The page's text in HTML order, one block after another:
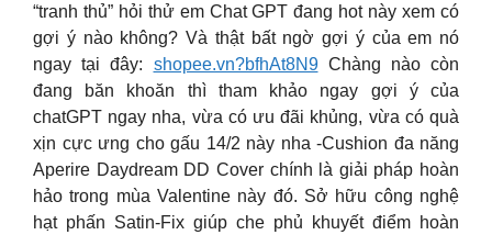
“tranh thủ” hỏi thử em Chat GPT đang hot này xem có
gợi ý nào không? Và thật bất ngờ gợi ý của em nó
ngay tại đây: shopee.vn?bfhAt8N9Chàng nào còn
đang băn khoăn thì tham khảo ngay gợi ý của
chatGPT ngay nha, vừa có ưu đãi khủng, vừa có quà
xịn cực ưng cho gấu 14/2 này nha -Cushion đa năng
Aperire Daydream DD Cover chính là giải pháp hoàn
hảo trong mùa Valentine này đó. Sở hữu công nghệ
hạt phấn Satin-Fix giúp che phủ khuyết điểm hoàn